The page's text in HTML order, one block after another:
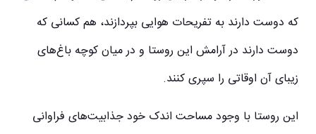
که دوست دارند به تفریحات هوایی بپردازند، هم کسانی که
دوست دارند در آرامش این روستا و در میان کوچه باغ‌های
زیبای آن اوقاتی را سپری کنند.
این روستا با وجود مساحت اندک خود جذابیت‌های فراوانی